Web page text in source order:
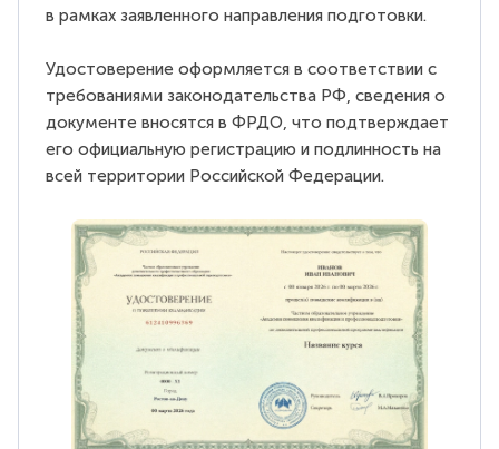
в рамках заявленного направления подготовки.
Удостоверение оформляется в соответствии с
требованиями законодательства РФ, сведения о
документе вносятся в ФРДО, что подтверждает
его официальную регистрацию и подлинность на
всей территории Российской Федерации.